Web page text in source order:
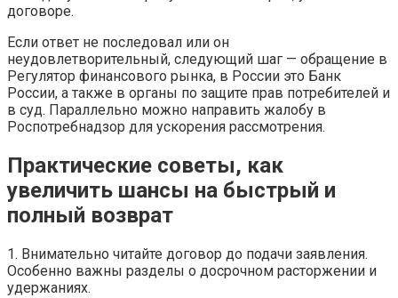
договоре.
Если ответ не последовал или он
неудовлетворительный, следующий шаг — обращение в
Регулятор финансового рынка, в России это Банк
России, а также в органы по защите прав потребителей и
в суд. Параллельно можно направить жалобу в
Роспотребнадзор для ускорения рассмотрения.
Практические советы, как
увеличить шансы на быстрый и
полный возврат
1. Внимательно читайте договор до подачи заявления.
Особенно важны разделы о досрочном расторжении и
удержаниях.